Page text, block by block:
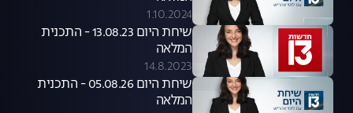
1.10.2024
שיחת היום 13.08.23 - התכנית
המלאה
14.8.2023
שיחת היום 05.08.26 - התכנית
המלאה